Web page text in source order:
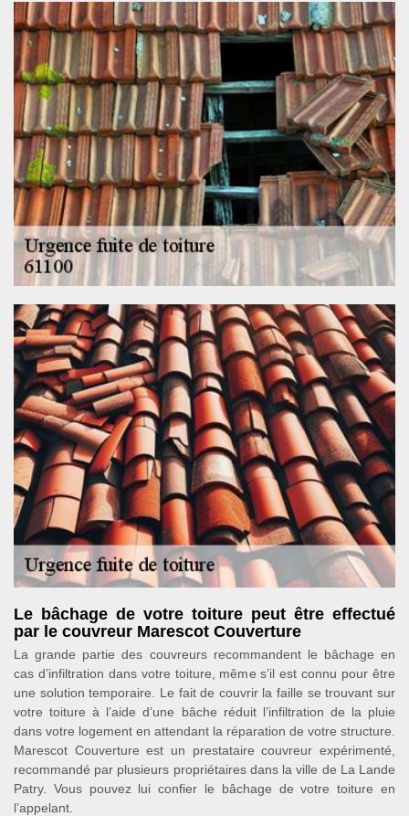
Le bâchage de votre toiture peut être effectué
par le couvreur Marescot Couverture
La grande partie des couvreurs recommandent le bâchage en
cas d’infiltration dans votre toiture, même s’il est connu pour être
une solution temporaire. Le fait de couvrir la faille se trouvant sur
votre toiture à l’aide d’une bâche réduit l’infiltration de la pluie
dans votre logement en attendant la réparation de votre structure.
Marescot Couverture est un prestataire couvreur expérimenté,
recommandé par plusieurs propriétaires dans la ville de La Lande
Patry. Vous pouvez lui confier le bâchage de votre toiture en
l’appelant.